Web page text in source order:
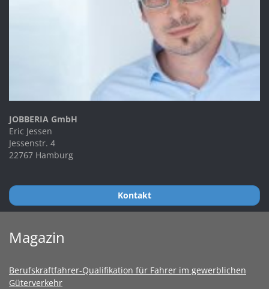
JOBBERIA GmbH
Eric Jessen
Jessenstr. 4
22767 Hamburg
Kontakt
Magazin
Berufskraftfahrer-Qualifikation für Fahrer im gewerblichen
Güterverkehr